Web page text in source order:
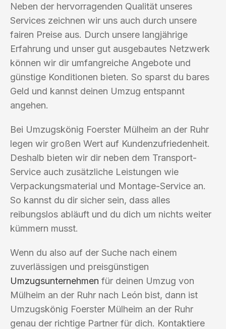
Neben der hervorragenden Qualität unseres
Services zeichnen wir uns auch durch unsere
fairen Preise aus. Durch unsere langjährige
Erfahrung und unser gut ausgebautes Netzwerk
können wir dir umfangreiche Angebote und
günstige Konditionen bieten. So sparst du bares
Geld und kannst deinen Umzug entspannt
angehen.
Bei Umzugskönig Foerster Mülheim an der Ruhr
legen wir großen Wert auf Kundenzufriedenheit.
Deshalb bieten wir dir neben dem Transport-
Service auch zusätzliche Leistungen wie
Verpackungsmaterial und Montage-Service an.
So kannst du dir sicher sein, dass alles
reibungslos abläuft und du dich um nichts weiter
kümmern musst.
Wenn du also auf der Suche nach einem
zuverlässigen und preisgünstigen
Umzugsunternehmen für deinen Umzug von
Mülheim an der Ruhr nach León bist, dann ist
Umzugskönig Foerster Mülheim an der Ruhr
genau der richtige Partner für dich. Kontaktiere